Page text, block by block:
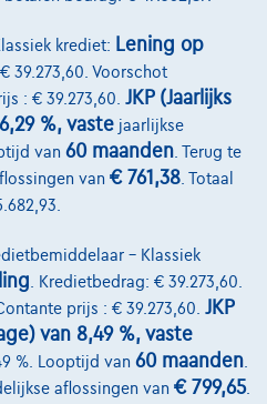
Caméra | GPS | Led Matrix
een laatste maandaflossing
krediet: Lening op
39.273,60. Voorschot
: € 39.273,60. JKP (Jaarlijks
%, vaste jaarlijkse
van 60 maanden . Terug te
van € 761,38 . Totaal
– Klassiek
. Kredietbedrag: € 39.273,60.
prijs : € 39.273,60. JKP
van 8,49 %, vaste
%. Looptijd van 60 maanden
aflossingen van € 799,65.